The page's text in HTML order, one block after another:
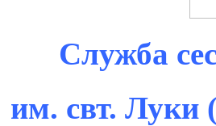
Cлужба
им. свт. Луки